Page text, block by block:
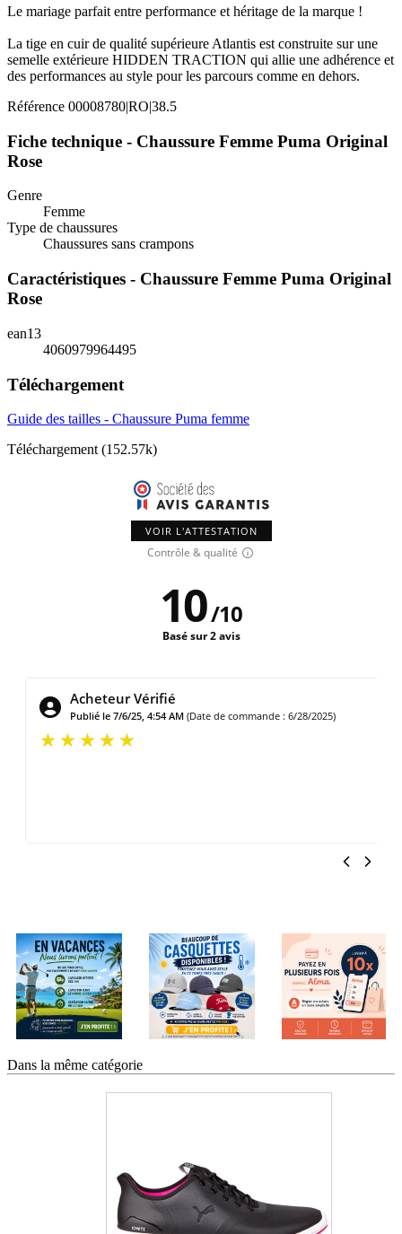
Le mariage parfait entre performance et héritage de la marque !
La tige en cuir de qualité supérieure Atlantis est construite sur une
semelle extérieure HIDDEN TRACTION qui allie une adhérence et
des performances au style pour les parcours comme en dehors.
Référence 00008780|RO|38.5
Fiche technique - Chaussure Femme Puma Original
Rose
Genre
Femme
Type de chaussures
Chaussures sans crampons
Caractéristiques - Chaussure Femme Puma Original
Rose
ean13
4060979964495
Téléchargement
Guide des tailles - Chaussure Puma femme
Téléchargement (152.57k)
VOIR L'ATTESTATION
Contrôle & qualité
10/10
Basé sur 2 avis
Acheteur Vérifié
Publié le 1/1/21, 3:09 PM (Date de commande : 12/28/2020)
Dans la même catégorie